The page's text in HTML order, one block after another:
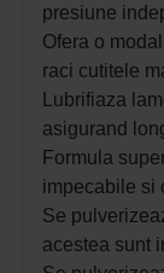
presiune
Ofera o
raci cutitele
Lubrifiaza
asigurand
Formula
impecabile si
Se
acestea sunt